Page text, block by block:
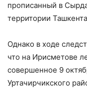
прописанный в
территории
Однако в ходе
что на Ирисметове
совершенное 9
Уртачирчикского